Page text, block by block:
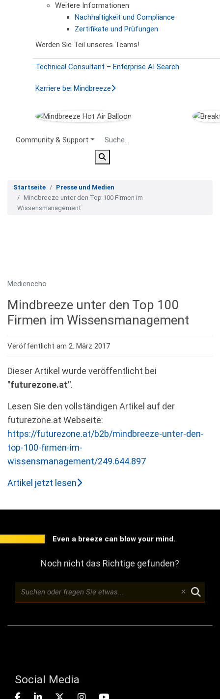
Weitere Informationen
Nachhaltigkeit und Compliance
Zertifikate und Prüfungen
Werden Sie Teil unseres Teams!
Technical Consultant – Enterprise AI Search
Karriere bei Mindbreeze
Secondary Menu
Community & Support
Startseite
Presse und Medien
Mindbreeze unter den Top 100 Firmen im
Wissensmanagement
Medienecho
Mindbreeze unter den Top 100
Firmen im Wissensmanagement
Veröffentlicht am 2. März 2017
Dieser Artikel wurde veröffentlicht bei
"futurezone.at".
Lesen Sie den vollständigen Artikel auf der
futurezone.at Webseite:
https://futurezone.at/b2b/mindbreeze-unter-den-
top-100-firmen-im-
wissensmanagement/249.644.897
Artikel jetzt lesen
Even a breeze can blow your mind.
Noch nicht das Richtige gefunden?
Social Media